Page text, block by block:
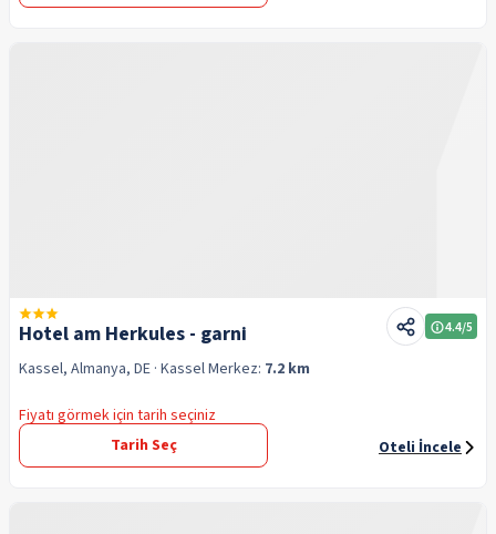
Hotel am Herkules - garni 4.4/5
Kassel, Almanya, DE · KasselMerkez: 7.2 km
Fiyatı görmek için tarih seçiniz
Tarih Seç
Oteli İncele